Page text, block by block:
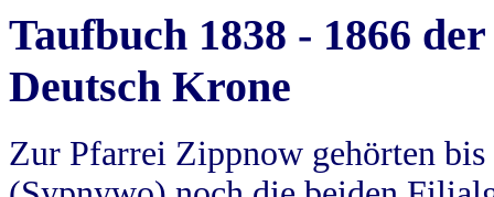
Taufbuch 1838 - 1866
Deutsch Krone
Zur Pfarrei Zippnow gehörten